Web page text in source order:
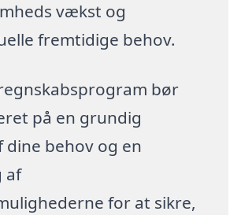
vækst og
fremtidige behov.
bør
på en grundig
dine behov og en
af
for at sikre,